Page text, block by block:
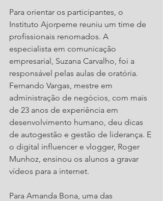
Para orientar os participantes, o
Instituto Ajorpeme reuniu um time de
profissionais renomados. A
especialista em comunicação
empresarial, Suzana Carvalho, foi a
responsável pelas aulas de oratória.
Fernando Vargas, mestre em
administração de negócios, com mais
de 23 anos de experiência em
desenvolvimento humano, deu dicas
de autogestão e gestão de liderança. E
o digital influencer e vlogger, Roger
Munhoz, ensinou os alunos a gravar
vídeos para a internet.
Para Amanda Bona, uma das